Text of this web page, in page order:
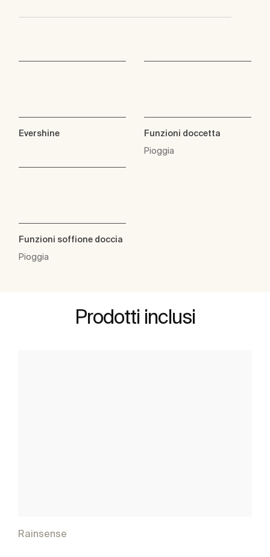
Evershine
Funzioni doccetta
Pioggia
Funzioni soffione doccia
Pioggia
Prodotti inclusi
Rainsense